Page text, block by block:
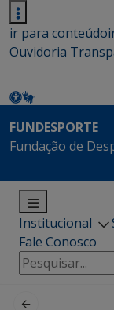
ir para conteúdo
Ouvidoria
FUNDESPORTE
Fundação de
Institucional
Fale Conosco
Pesquisar
por: